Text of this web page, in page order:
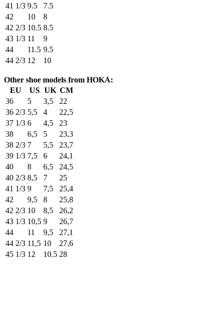
41 1/3 9.5
7.5
42
10
8
42 2/3 10.5 8.5
43 1/3 11
9
44
11.5 9.5
44 2/3 12 10
Other shoe models from HOKA:
EU
US UK CM
36
5 3,5
22
36 2/3 5,5 4
22,5
37 1/3 6 4,5
23
38
6,5 5
23,3
38 2/3 7 5,5
23,7
39 1/3 7,5 6
24,1
40
8 6,5
24,5
40 2/3 8,5 7
25
41 1/3 9 7,5
25,4
42
9,5 8
25,8
42 2/3 10 8,5
26,2
43 1/3 10,5 9
26,7
44
11 9,5
27,1
44 2/3 11,5 10
27,6
45 1/3 12 10.5 28